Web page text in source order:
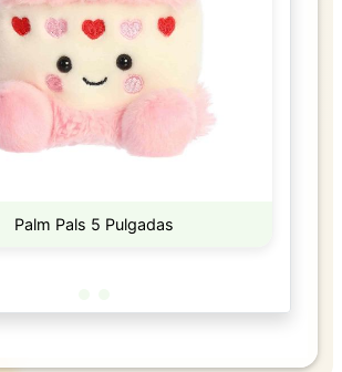
Palm Pals 5 Pulgadas